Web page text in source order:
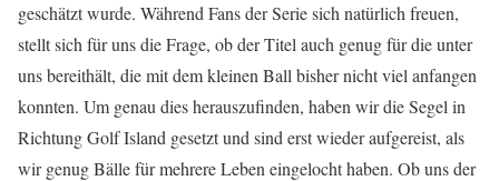
geschätzt wurde. Während Fans der Serie sich natürlich freuen,
stellt sich für uns die Frage, ob der Titel auch genug für die unter
uns bereithält, die mit dem kleinen Ball bisher nicht viel anfangen
konnten. Um genau dies herauszufinden, haben wir die Segel in
Richtung Golf Island gesetzt und sind erst wieder aufgereist, als
wir genug Bälle für mehrere Leben eingelocht haben. Ob uns der